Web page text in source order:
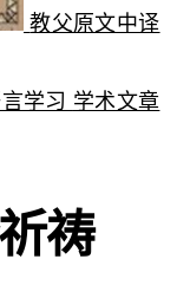
教父原文中译
学习 学术文章
祷